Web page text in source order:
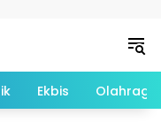
Ekbis Olahraga